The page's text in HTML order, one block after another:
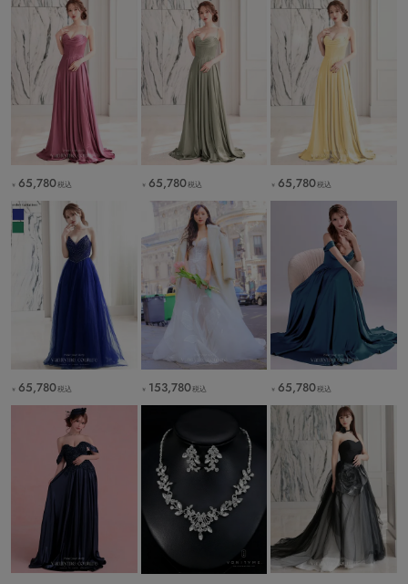
￥ 65,780税込 ￥ 65,780税込 ￥ 65,780税込
￥ 65,780税込 ￥ 153,780税込 ￥ 65,780税込